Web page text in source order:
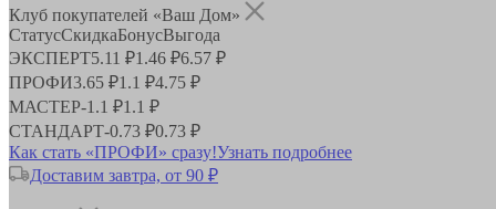
Клуб покупателей «Ваш Дом»
СтатусСкидкаБонусВыгода
ЭКСПЕРТ5.11 ₽1.46 ₽6.57 ₽
ПРОФИ3.65 ₽1.1 ₽4.75 ₽
МАСТЕР-1.1 ₽1.1 ₽
СТАНДАРТ-0.73 ₽0.73 ₽
Как стать «ПРОФИ» сразу!Узнать подробнее
Доставим завтра, от 90 ₽